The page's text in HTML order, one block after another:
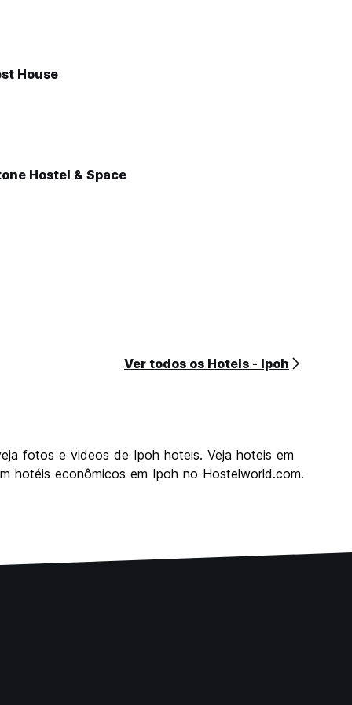
House
Hostel & Space
Ver todos os Hotels - Ipoh
fotos e videos de Ipoh hoteis. Veja hoteis em
hotéis econômicos em Ipoh no Hostelworld.com.